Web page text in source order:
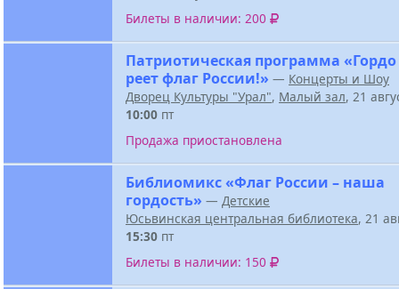
Билеты в наличии: 200
Патриотическая программа «Гордо
реет флаг России!» — Концерты и Шоу
Дворец Культуры "Урал", Малый зал, 21
10:00 пт
Продажа приостановлена
Библиомикс «Флаг России – наша
гордость» — Детские
Юсьвинская центральная библиотека, 21
15:30 пт
Билеты в наличии: 150